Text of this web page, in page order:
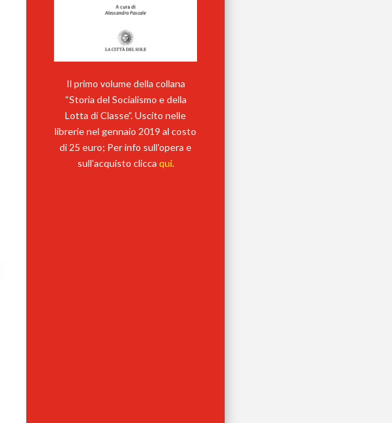
Il primo volume della collana
“Storia del Socialismo e della
Lotta di Classe”. Uscito nelle
librerie nel gennaio 2019 al costo
di 25 euro; Per info sull’opera e
sull’acquisto clicca qui.